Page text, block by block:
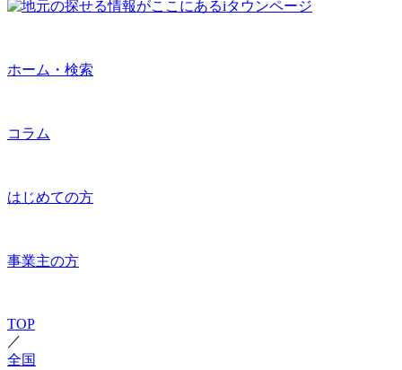
ホーム・検索
コラム
はじめての方
事業主の方
TOP
／
全国